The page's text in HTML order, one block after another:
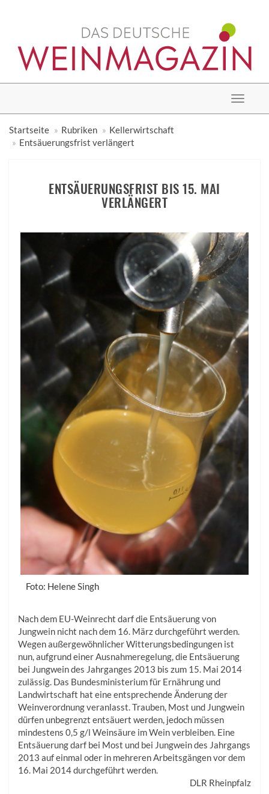
Toggle
Startseite
Rubriken
Kellerwirtschaft
Entsäuerungsfrist verlängert
ENTSÄUERUNGSFRIST BIS 15. MAI
VERLÄNGERT
Foto: Helene Singh
Nach dem EU-Weinrecht darf die Entsäuerung von
Jungwein nicht nach dem 16. März durchgeführt werden.
Wegen außergewöhnlicher Witterungsbedingungen ist
nun, aufgrund einer Ausnahmeregelung, die Entsäuerung
bei Jungwein des Jahrganges 2013 bis zum 15. Mai 2014
zulässig. Das Bundesministerium für Ernährung und
Landwirtschaft hat eine entsprechende Änderung der
Weinverordnung veranlasst. Trauben, Most und Jungwein
dürfen unbegrenzt entsäuert werden, jedoch müssen
mindestens 0,5 g/l Weinsäure im Wein verbleiben. Eine
Entsäuerung darf bei Most und bei Jungwein des Jahrgangs
2013 auf einmal oder in mehreren Arbeitsgängen vor dem
16. Mai 2014 durchgeführt werden.
DLR Rheinpfalz